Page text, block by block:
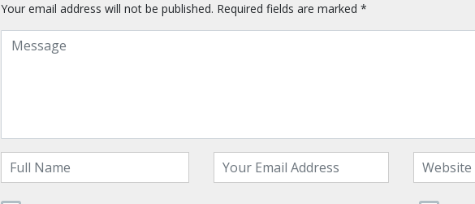
Your email address will not be published. Required fields are marked *